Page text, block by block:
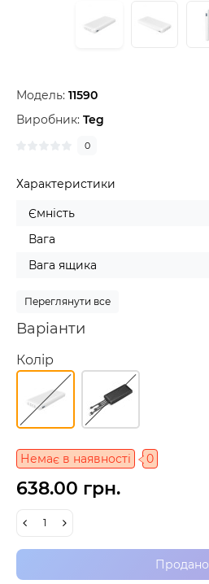
Модель: 11590
Виробник: Teg
0
Характеристики
Ємність
Вага
Вага ящика
Переглянути все
Варіанти
Колір
Немає в наявності 0
638.00 грн.
Продано